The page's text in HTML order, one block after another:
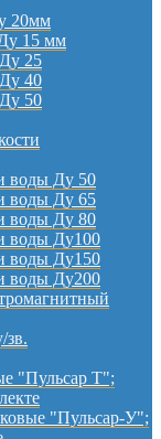
20мм
15 мм
25
40
50
воды Ду 50
воды Ду 65
воды Ду 80
воды Ду100
воды Ду150
воды Ду200
"Пульсар Т";
"Пульсар-У";